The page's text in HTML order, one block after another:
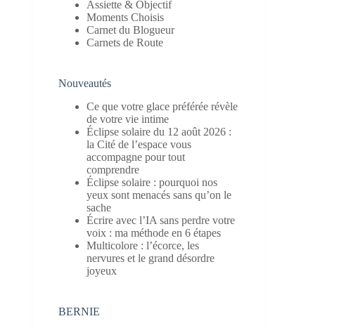
Assiette & Objectif
Moments Choisis
Carnet du Blogueur
Carnets de Route
Nouveautés
Ce que votre glace préférée révèle
de votre vie intime
Éclipse solaire du 12 août 2026 :
la Cité de l’espace vous
accompagne pour tout
comprendre
Éclipse solaire : pourquoi nos
yeux sont menacés sans qu’on le
sache
Écrire avec l’IA sans perdre votre
voix : ma méthode en 6 étapes
Multicolore : l’écorce, les
nervures et le grand désordre
joyeux
BERNIE